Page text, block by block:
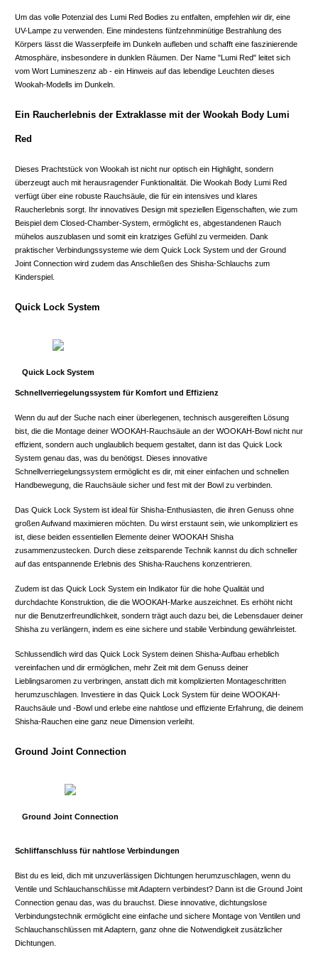
Um das volle Potenzial des Lumi Red Bodies zu entfalten, empfehlen wir dir, eine
UV-Lampe zu verwenden. Eine mindestens fünfzehnminütige Bestrahlung des
Körpers lässt die Wasserpfeife im Dunkeln aufleben und schafft eine faszinierende
Atmosphäre, insbesondere in dunklen Räumen. Der Name "Lumi Red" leitet sich
vom Wort Lumineszenz ab - ein Hinweis auf das lebendige Leuchten dieses
Wookah-Modells im Dunkeln.
Ein Raucherlebnis der Extraklasse mit der Wookah Body Lumi
Red
Dieses Prachtstück von Wookah ist nicht nur optisch ein Highlight, sondern
überzeugt auch mit herausragender Funktionalität. Die Wookah Body Lumi Red
verfügt über eine robuste Rauchsäule, die für ein intensives und klares
Raucherlebnis sorgt. Ihr innovatives Design mit speziellen Eigenschaften, wie zum
Beispiel dem Closed-Chamber-System, ermöglicht es, abgestandenen Rauch
mühelos auszublasen und somit ein kratziges Gefühl zu vermeiden. Dank
praktischer Verbindungssysteme wie dem Quick Lock System und der Ground
Joint Connection wird zudem das Anschließen des Shisha-Schlauchs zum
Kinderspiel.
Quick Lock System
Quick Lock System
Schnellverriegelungssystem für Komfort und Effizienz
Wenn du auf der Suche nach einer überlegenen, technisch ausgereiften Lösung
bist, die die Montage deiner WOOKAH-Rauchsäule an der WOOKAH-Bowl nicht nur
effizient, sondern auch unglaublich bequem gestaltet, dann ist das Quick Lock
System genau das, was du benötigst. Dieses innovative
Schnellverriegelungssystem ermöglicht es dir, mit einer einfachen und schnellen
Handbewegung, die Rauchsäule sicher und fest mit der Bowl zu verbinden.
Das Quick Lock System ist ideal für Shisha-Enthusiasten, die ihren Genuss ohne
großen Aufwand maximieren möchten. Du wirst erstaunt sein, wie unkompliziert es
ist, diese beiden essentiellen Elemente deiner WOOKAH Shisha
zusammenzustecken. Durch diese zeitsparende Technik kannst du dich schneller
auf das entspannende Erlebnis des Shisha-Rauchens konzentrieren.
Zudem ist das Quick Lock System ein Indikator für die hohe Qualität und
durchdachte Konstruktion, die die WOOKAH-Marke auszeichnet. Es erhöht nicht
nur die Benutzerfreundlichkeit, sondern trägt auch dazu bei, die Lebensdauer deiner
Shisha zu verlängern, indem es eine sichere und stabile Verbindung gewährleistet.
Schlussendlich wird das Quick Lock System deinen Shisha-Aufbau erheblich
vereinfachen und dir ermöglichen, mehr Zeit mit dem Genuss deiner
Lieblingsaromen zu verbringen, anstatt dich mit komplizierten Montageschritten
herumzuschlagen. Investiere in das Quick Lock System für deine WOOKAH-
Rauchsäule und -Bowl und erlebe eine nahtlose und effiziente Erfahrung, die deinem
Shisha-Rauchen eine ganz neue Dimension verleiht.
Ground Joint Connection
Ground Joint Connection
Schliffanschluss für nahtlose Verbindungen
Bist du es leid, dich mit unzuverlässigen Dichtungen herumzuschlagen, wenn du
Ventile und Schlauchanschlüsse mit Adaptern verbindest? Dann ist die Ground Joint
Connection genau das, was du brauchst. Diese innovative, dichtungslose
Verbindungstechnik ermöglicht eine einfache und sichere Montage von Ventilen und
Schlauchanschlüssen mit Adaptern, ganz ohne die Notwendigkeit zusätzlicher
Dichtungen.